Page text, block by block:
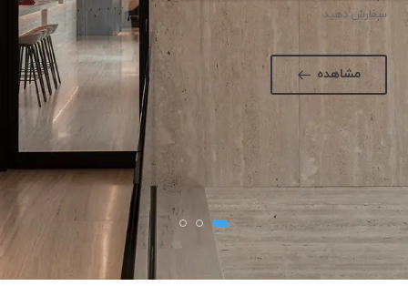
سفارش دهید
مشاهده